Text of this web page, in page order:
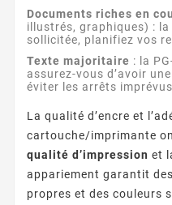
Documents riches en
illustrés, graphiques) :
sollicitée, planifiez vos
Texte majoritaire : la
assurez-vous d’avoir
éviter les arrêts
La qualité d’encre et
cartouche/imprimante
qualité d’impression et
appariement garantit
propres et des couleurs